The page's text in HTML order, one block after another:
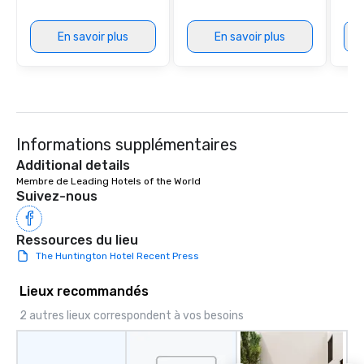
En savoir plus En savoir plus
Informations supplémentaires
Additional details
Membre de Leading Hotels of the World
Suivez-nous
Ressources du lieu
The Huntington Hotel Recent Press
Lieux recommandés
2 autres lieux correspondent à vos besoins